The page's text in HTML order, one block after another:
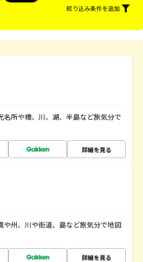
絞り込み条件を追加
所や橋、川、湖、半島など旅気分で
詳細を見る
州、川や街道、島など旅気分で地図
詳細を見る